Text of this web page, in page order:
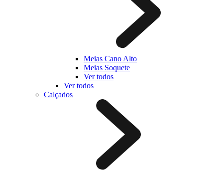
Meias Cano Alto
Meias Soquete
Ver todos
Ver todos
Calçados